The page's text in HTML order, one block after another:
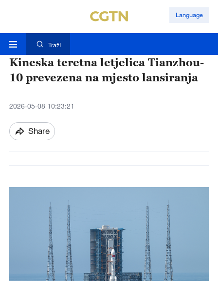
Language
TražI
Kineska teretna letjelica Tianzhou-
10 prevezena na mjesto lansiranja
2026-05-08 10:23:21
Share